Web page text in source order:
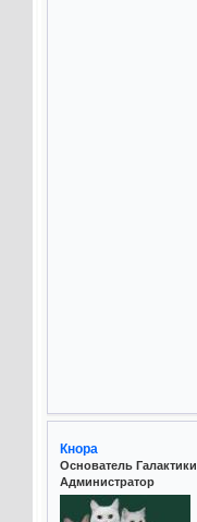
Кнора
Основатель Галактики
Администратор